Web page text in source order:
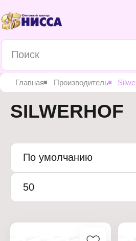
Главная Производитель
SILWERHOF
По умолчанию
50